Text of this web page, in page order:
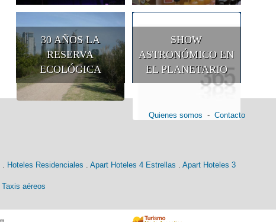
30 AÑOS LA
RESERVA
ECOLÓGICA
SHOW
ASTRONÓMICO EN
EL PLANETARIO
Quienes somos - Contacto
Hoteles Residenciales Apart Hoteles 4 Estrellas
Apart Hoteles 3
Taxis aéreos